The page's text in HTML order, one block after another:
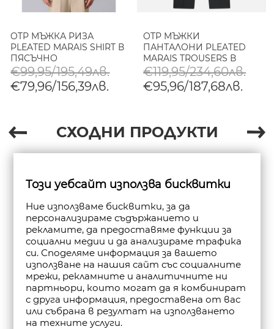
OTP МЪЖКА РИЗА
PLEATED MARAIS SHIRT В
ПЯСЪЧНО
€99,95/195,49лв.
€79,96/156,39лв.
OTP МЪЖКИ
ПАНТАЛОНИ PLEATED
MARAIS TROUSERS В
ЧЕРНО
€119,95/234,60лв.
€95,96/187,68лв.
СХОДНИ ПРОДУКТИ
Този уебсайт използва бисквитки
Ние използваме бисквитки, за да
персонализираме съдържанието и
рекламите, да предоставяме функции за
социални медии и да анализираме трафика
си. Споделяме информация за вашето
използване на нашия сайт със социалните
мрежи, рекламните и аналитичните ни
партньори, които могат да я комбинират
с друга информация, предоставена от вас
или събрана в резултат на използването
на техните услуги.